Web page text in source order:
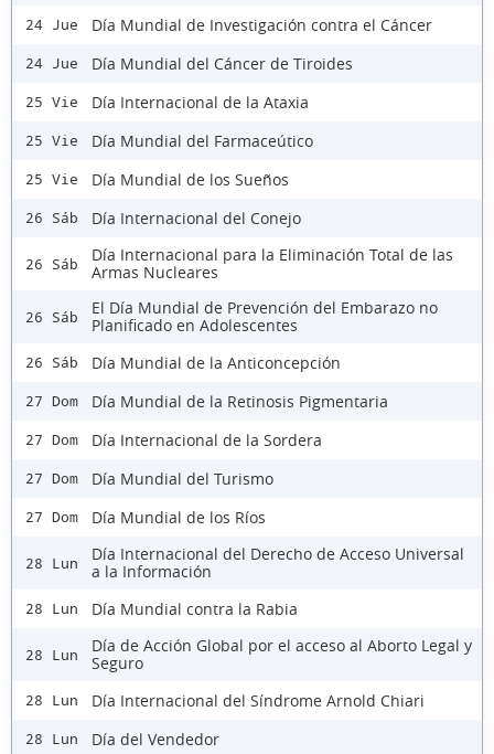
24 Jue Día Mundial de Investigación contra el Cáncer
24 Jue Día Mundial del Cáncer de Tiroides
25 Vie Día Internacional de la Ataxia
25 Vie Día Mundial del Farmaceútico
25 Vie Día Mundial de los Sueños
26 Sáb Día Internacional del Conejo
26 Sáb
Día Internacional para la Eliminación Total de las
Armas Nucleares
26 Sáb
El Día Mundial de Prevención del Embarazo no
Planificado en Adolescentes
26 Sáb Día Mundial de la Anticoncepción
27 Dom Día Mundial de la Retinosis Pigmentaria
27 Dom Día Internacional de la Sordera
27 Dom Día Mundial del Turismo
27 Dom Día Mundial de los Ríos
28 Lun
Día Internacional del Derecho de Acceso Universal
a la Información
28 Lun Día Mundial contra la Rabia
28 Lun
Día de Acción Global por el acceso al Aborto Legal y
Seguro
28 Lun Día Internacional del Síndrome Arnold Chiari
28 Lun Día del Vendedor